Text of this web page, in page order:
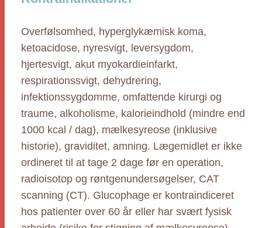
Overfølsomhed, hyperglykæmisk koma,
ketoacidose, nyresvigt, leversygdom,
hjertesvigt, akut myokardieinfarkt,
respirationssvigt, dehydrering,
infektionssygdomme, omfattende kirurgi og
traume, alkoholisme, kalorieindhold (mindre end
1000 kcal / dag), mælkesyreose (inklusive
historie), graviditet, amning. Lægemidlet er ikke
ordineret til at tage 2 dage før en operation,
radioisotop og røntgenundersøgelser, CAT
scanning (CT). Glucophage er kontraindiceret
hos patienter over 60 år eller har svært fysisk